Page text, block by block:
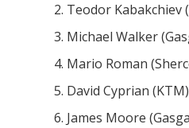
Teodor Kabakchiev
Michael Walker
Mario Roman
David Cyprian
James Moore